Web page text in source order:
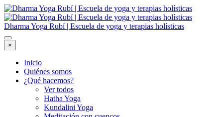
Dharma Yoga Rubí | Escuela de yoga y terapias holísticas
×
Inicio
Quiénes somos
¿Qué hacemos?
Ver todos
Hatha Yoga
Kundalini Yoga